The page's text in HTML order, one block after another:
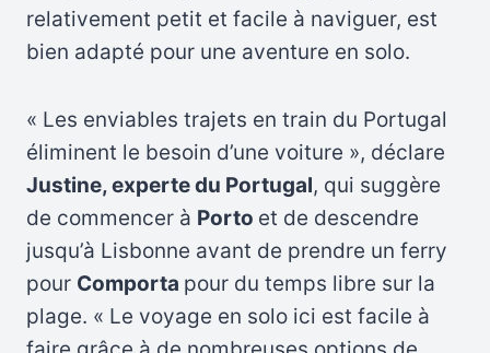
relativement petit et facile à naviguer, est
bien adapté pour une aventure en solo.
« Les enviables trajets en train du Portugal
éliminent le besoin d’une voiture », déclare
Justine, experte du Portugal, qui suggère
de commencer à Porto et de descendre
jusqu’à Lisbonne avant de prendre un ferry
pour Comporta pour du temps libre sur la
plage. « Le voyage en solo ici est facile à